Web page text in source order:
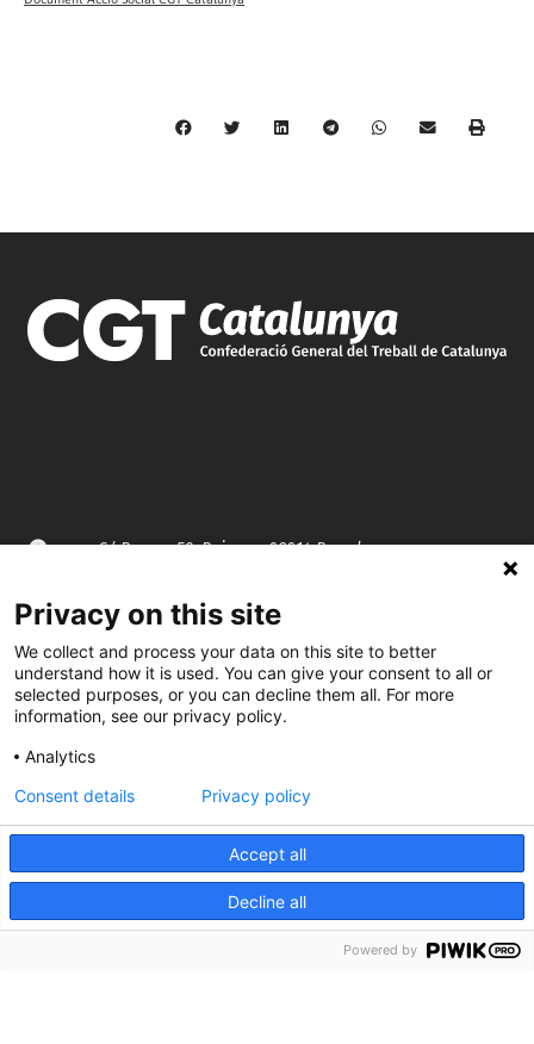
C/ Burgos 59, Baixos – 08014 Barcelona
spccc@spcgtcatalunya.cat
935 120 481
cgtcatalunya
CGTCatalunya
cgtcatalunya
Privacy on this site
We collect and process your data on this site to better
understand how it is used. You can give your consent to all or
selected purposes, or you can decline them all. For more
information, see our privacy policy.
Analytics
Accept all
Decline all
Consent details Privacy policy
Powered by